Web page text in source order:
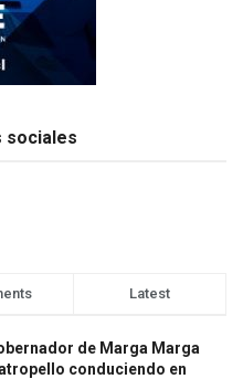
sociales
Latest
de Marga Marga
conduciendo en